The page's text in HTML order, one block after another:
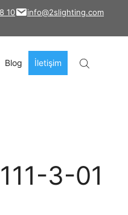
info@2slighting.com
10
Blog İletişim
3-01